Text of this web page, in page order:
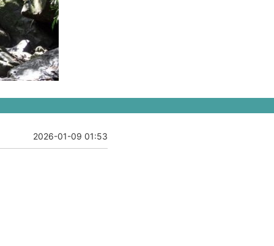
2026-01-09 01:53